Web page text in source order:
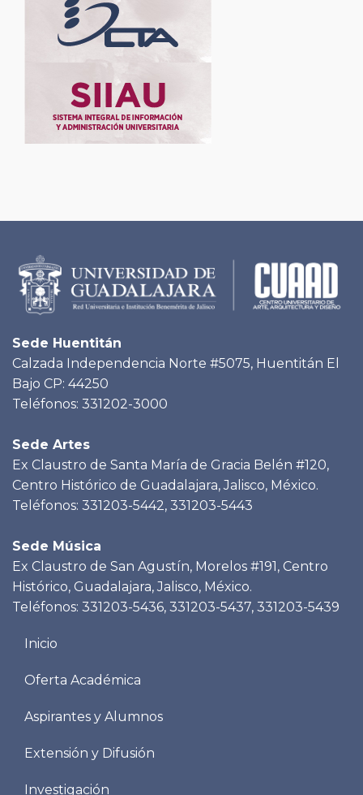
Sede Huentitán
Calzada Independencia Norte #5075, Huentitán El
Bajo CP: 44250
Teléfonos: 331202-3000
Sede Artes
Ex Claustro de Santa María de Gracia Belén #120,
Centro Histórico de Guadalajara, Jalisco, México.
Teléfonos: 331203-5442, 331203-5443
Sede Música
Ex Claustro de San Agustín, Morelos #191, Centro
Histórico, Guadalajara, Jalisco, México.
Teléfonos: 331203-5436, 331203-5437, 331203-5439
Menu
Inicio
Oferta Académica
Aspirantes y Alumnos
Extensión y Difusión
Investigación